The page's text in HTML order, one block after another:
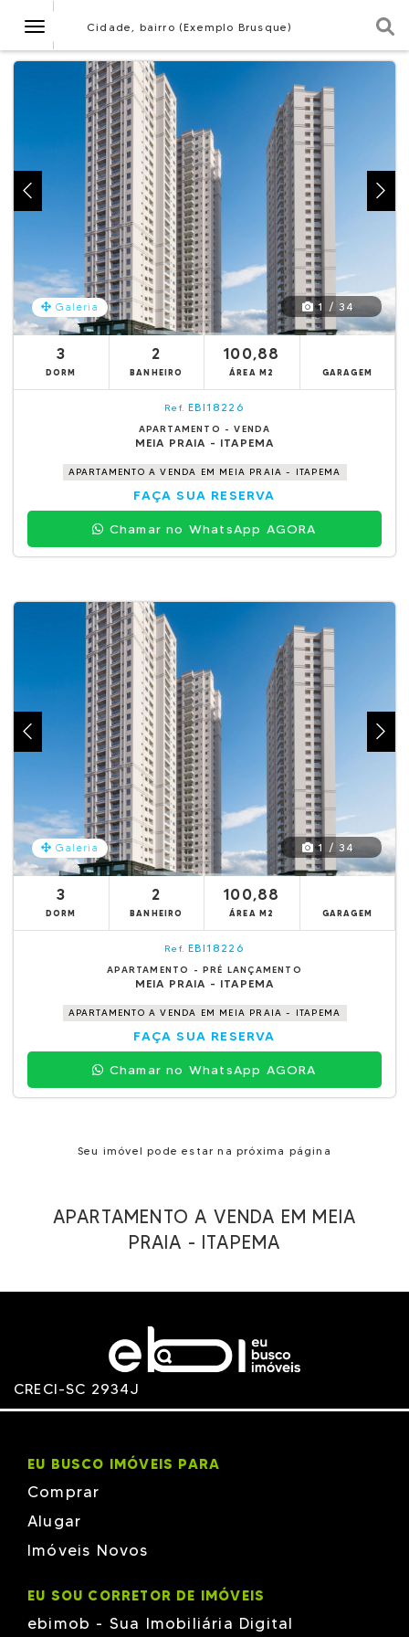
NavegaçãoCidade, bairro (Exemplo Brusque)
Galeria 1 / 34
3
DORM
2
BANHEIRO
100,88
ÁREA M2 GARAGEM
Ref. EBI18226
APARTAMENTO - VENDA
MEIA PRAIA - ITAPEMA
APARTAMENTO A VENDA EM MEIA PRAIA - ITAPEMA
FAÇA SUA RESERVA
Chamar no WhatsApp AGORA
Galeria 1 / 34
3
DORM
2
BANHEIRO
100,88
ÁREA M2 GARAGEM
Ref. EBI18226
APARTAMENTO - PRÉ LANÇAMENTO
MEIA PRAIA - ITAPEMA
APARTAMENTO A VENDA EM MEIA PRAIA - ITAPEMA
FAÇA SUA RESERVA
Chamar no WhatsApp AGORA
Seu imóvel pode estar na próxima página
APARTAMENTO A VENDA EM MEIA
PRAIA - ITAPEMA
CRECI-SC 2934J
EU BUSCO IMÓVEIS PARA
Comprar
Alugar
Imóveis Novos
EU SOU CORRETOR DE IMÓVEIS
ebimob - Sua Imobiliária Digital